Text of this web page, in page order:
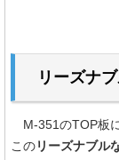
リーズナ
M-351のTOP板
この リーズナブル